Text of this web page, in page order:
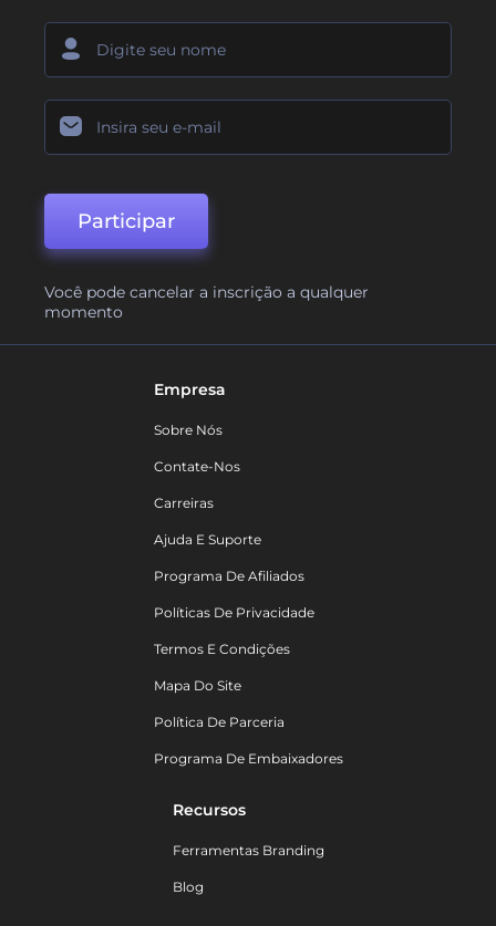
Participar
Você pode cancelar a inscrição a qualquer
momento
Empresa
Sobre Nós
Contate-Nos
Carreiras
Ajuda E Suporte
Programa De Afiliados
Políticas De Privacidade
Termos E Condições
Mapa Do Site
Política De Parceria
Programa De Embaixadores
Recursos
Ferramentas Branding
Blog